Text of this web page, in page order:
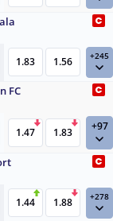
1.83 1.56 +245
FC
1.47 1.83 +97
1.44 1.88 +278